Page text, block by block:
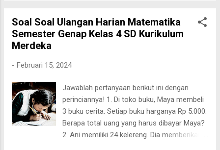
Sebuah lapangan persegi memiliki panjang
sisi 12 meter. Berapakah kelilingnya?
mempunyai 15 lembar uang lima ribuan dan
jumlah uang anak tersebut? Jawaban:
Jumlah uang = (jumlah lembar uang lima
ribuan × nilai uang lima ribuan) + (jumlah
lembar uang sepuluh ribuan × nilai uang
sepuluh ribuan) Jumlah uang = (15 × 5000) +
Soal Soal Ulangan Harian Matematika
Semester Genap Kelas 4 SD Kurikulum
Merdeka
- Februari 15, 2024
Jawablah pertanyaan berikut ini dengan
perinciannya! 1. Di toko buku, Maya membeli
3 buku cerita. Setiap buku harganya Rp 5.000.
Berapa total uang yang harus dibayar Maya?
2. Ani memiliki 24 kelereng. Dia memberikan